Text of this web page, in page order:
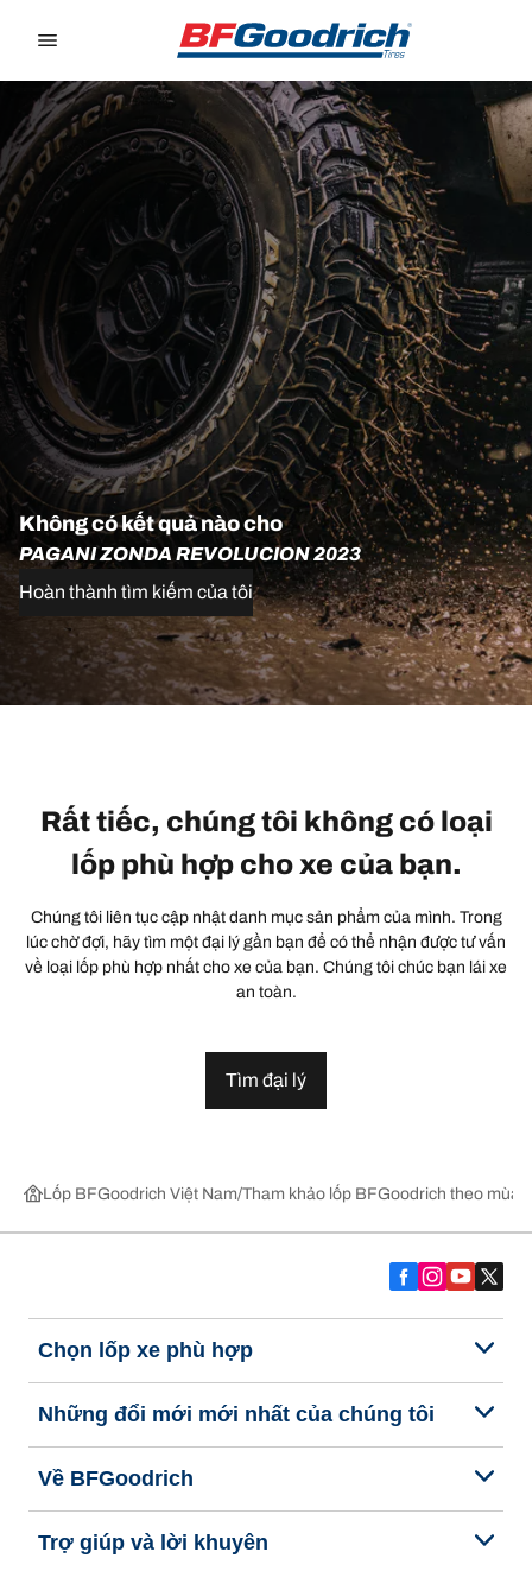
Không có kết quả nào cho
PAGANI ZONDA REVOLUCION 2023
Hoàn thành tìm kiếm của tôi
Rất tiếc, chúng tôi không có loại
lốp phù hợp cho xe của bạn.
Chúng tôi liên tục cập nhật danh mục sản phẩm của mình. Trong
lúc chờ đợi, hãy tìm một đại lý gần bạn để có thể nhận được tư vấn
về loại lốp phù hợp nhất cho xe của bạn. Chúng tôi chúc bạn lái xe
an toàn.
Tìm đại lý
Lốp BFGoodrich Việt Nam Tham khảo lốp BFGoodrich theo
Chọn lốp xe phù hợp
Những đổi mới mới nhất của chúng tôi
Về BFGoodrich
Trợ giúp và lời khuyên